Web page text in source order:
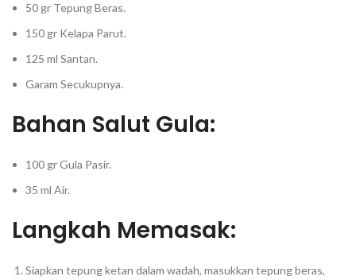
50 gr Tepung Beras.
150 gr Kelapa Parut.
125 ml Santan.
Garam Secukupnya.
Bahan Salut Gula:
100 gr Gula Pasir.
35 ml Air.
Langkah Memasak:
Siapkan tepung ketan dalam wadah, masukkan tepung beras,